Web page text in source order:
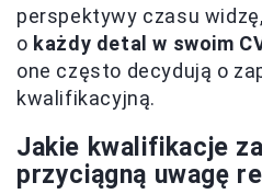
perspektywy czasu
o każdy detal w swoim
one często decydują o
kwalifikacyjną.
Jakie kwalifikacje
przyciągną uwagę